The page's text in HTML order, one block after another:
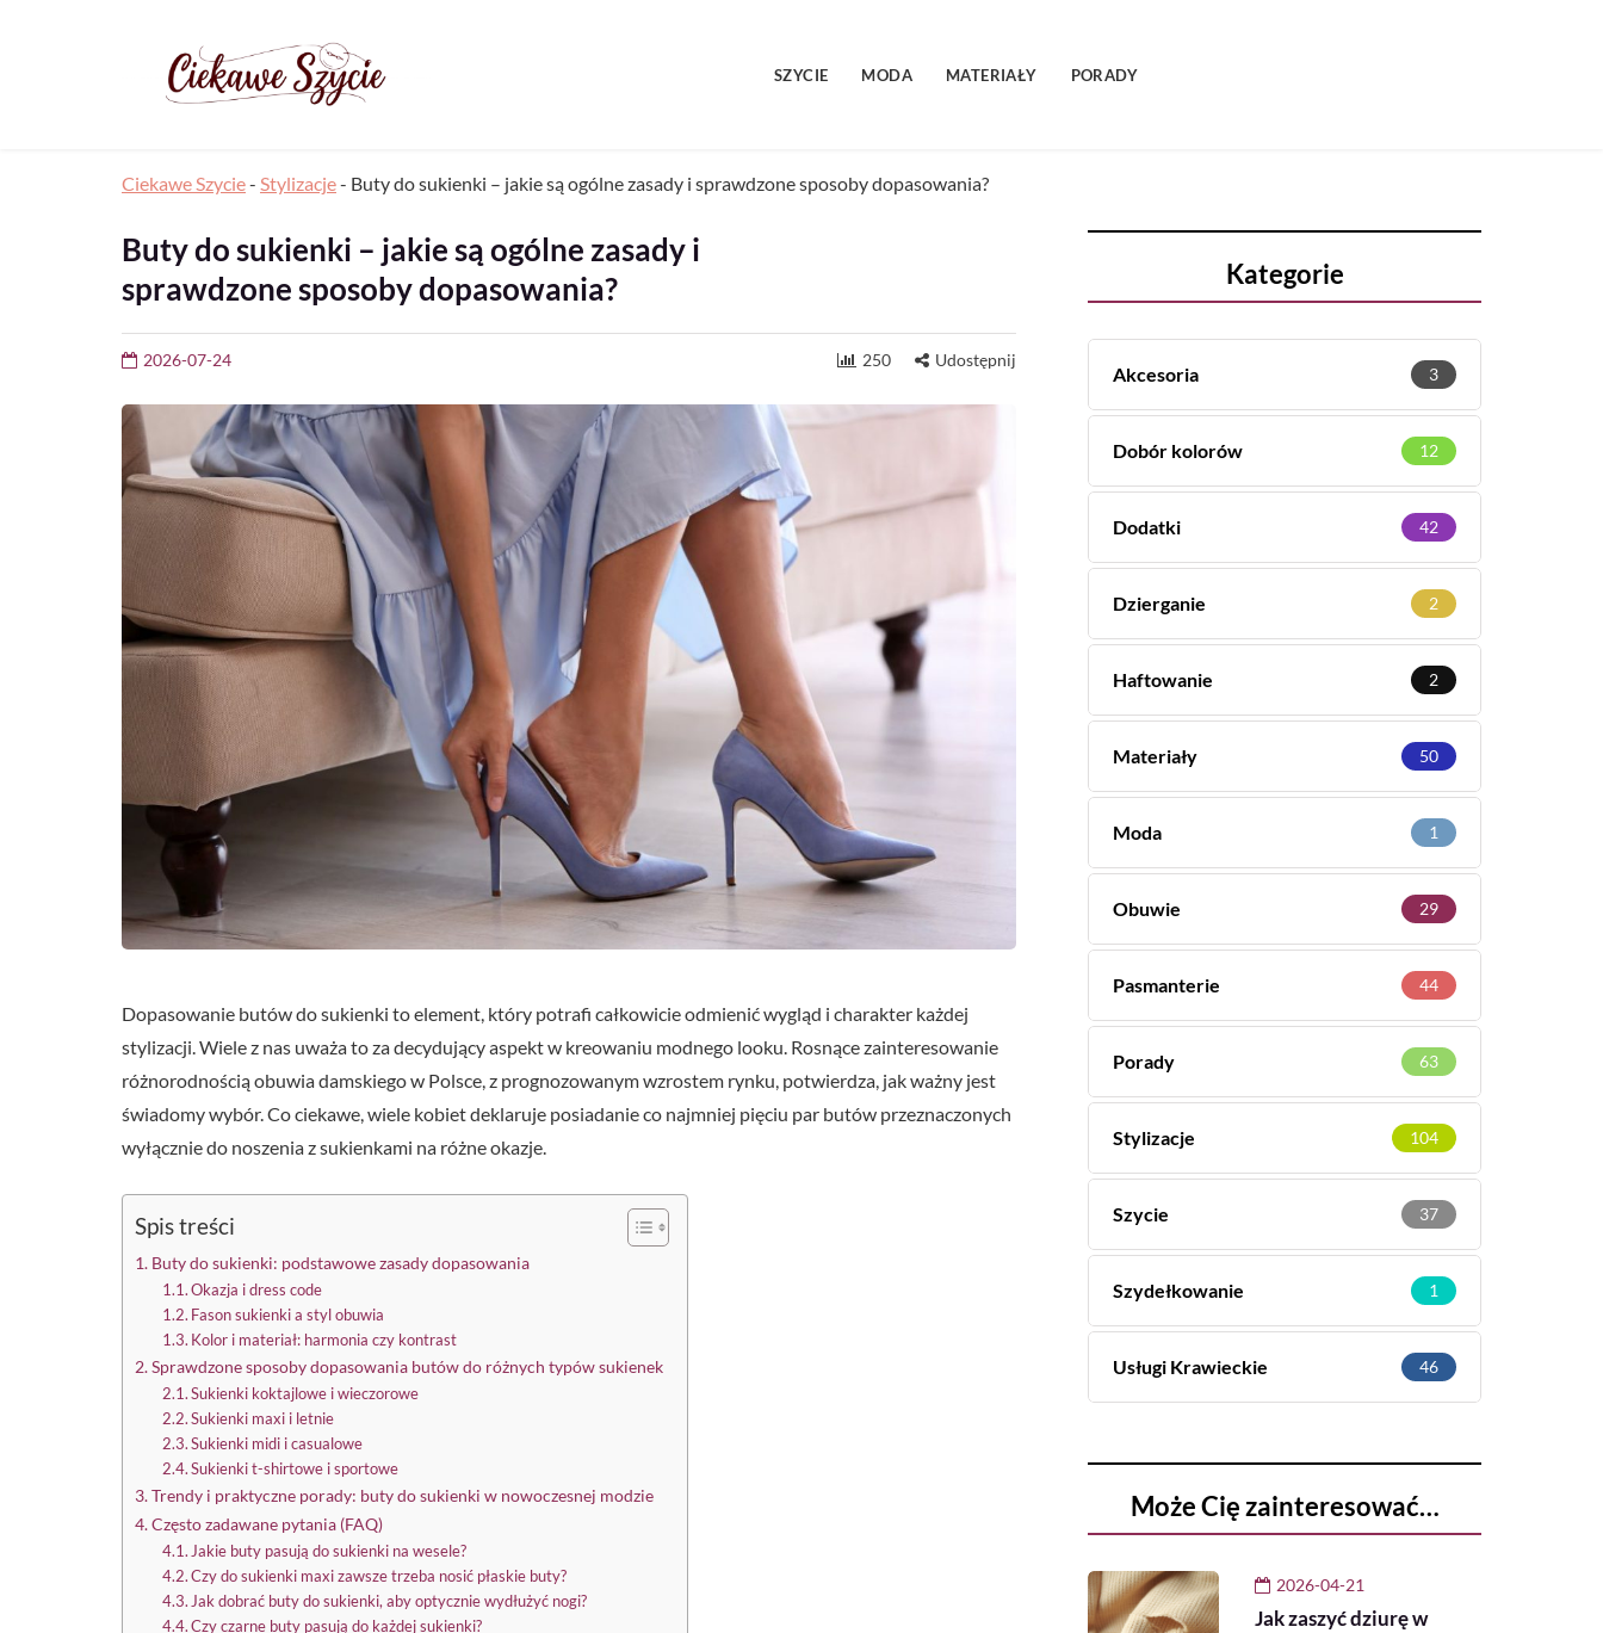
SZYCIE MODA MATERIAŁY PORADY
Ciekawe Szycie- Stylizacje- Buty do sukienki – jakie są ogólne zasady i sprawdzone sposoby dopasowania?
Buty do sukienki – jakie są ogólne zasady i
sprawdzone sposoby dopasowania?
2026-07-24 250 Udostępnij
Dopasowanie butów do sukienki to element, który potrafi całkowicie odmienić wygląd i charakter każdej
stylizacji. Wiele z nas uważa to za decydujący aspekt w kreowaniu modnego looku. Rosnące zainteresowanie
różnorodnością obuwia damskiego w Polsce, z prognozowanym wzrostem rynku, potwierdza, jak ważny jest
świadomy wybór. Co ciekawe, wiele kobiet deklaruje posiadanie co najmniej pięciu par butów przeznaczonych
wyłącznie do noszenia z sukienkami na różne okazje.
Spis treści
Buty do sukienki: podstawowe zasady dopasowania
Okazja i dress code
Fason sukienki a styl obuwia
Kolor i materiał: harmonia czy kontrast
Sprawdzone sposoby dopasowania butów do różnych typów sukienek
Sukienki koktajlowe i wieczorowe
Sukienki maxi i letnie
Sukienki midi i casualowe
Sukienki t-shirtowe i sportowe
Trendy i praktyczne porady: buty do sukienki w nowoczesnej modzie
Często zadawane pytania (FAQ)
Jakie buty pasują do sukienki na wesele?
Czy do sukienki maxi zawsze trzeba nosić płaskie buty?
Jak dobrać buty do sukienki, aby optycznie wydłużyć nogi?
Czy czarne buty pasują do każdej sukienki?
Kategorie
Akcesoria 3
Dobór kolorów 12
Dodatki 42
Dzierganie 2
Haftowanie 2
Materiały 50
Moda 1
Obuwie 29
Pasmanterie 44
Porady 63
Stylizacje 104
Szycie 37
Szydełkowanie 1
Usługi Krawieckie 46
Może Cię zainteresować…
2026-04-21
Jak zaszyć dziurę w